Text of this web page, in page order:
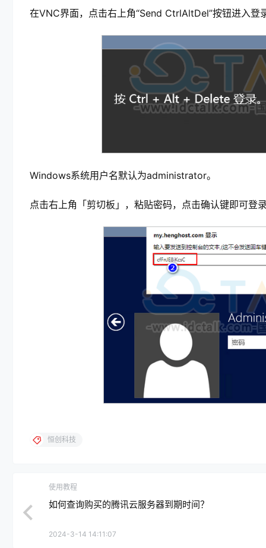
在VNC界面，点击右上角“Send CtrlAltDel”按钮进入登
Windows系统用户名默认为administrator。
点击右上角「剪切板」，粘贴密码，点击确认键即可登
恒创科技
使用教程
如何查询购买的腾讯云服务器到期时间？
2024-3-14 14:11:07